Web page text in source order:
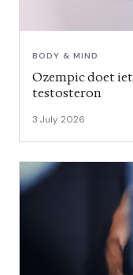
BODY & MIND
Ozempic doet
testosteron
3 July 2026